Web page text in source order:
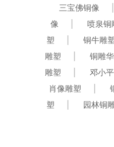
三宝佛铜像
像
喷泉铜
塑
铜牛雕
雕塑
铜雕
雕塑
邓小
肖像雕塑
塑
园林铜